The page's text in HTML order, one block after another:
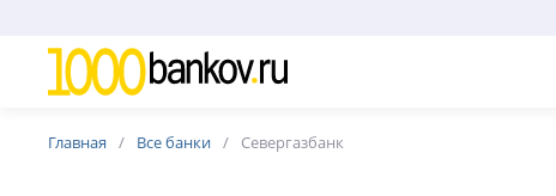
Главная Все банки Севергазбанк